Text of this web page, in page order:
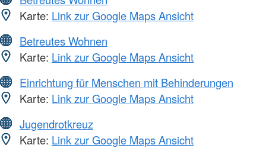
Karte: Link zur Google Maps Ansicht
Betreutes Wohnen
Karte: Link zur Google Maps Ansicht
Einrichtung für Menschen mit Behinderungen
Karte: Link zur Google Maps Ansicht
Jugendrotkreuz
Karte: Link zur Google Maps Ansicht